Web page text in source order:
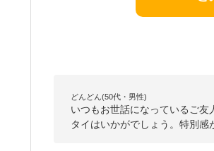
どんどん(50代・男性)
いつもお世話になっているご
タイはいかがでしょう。特別